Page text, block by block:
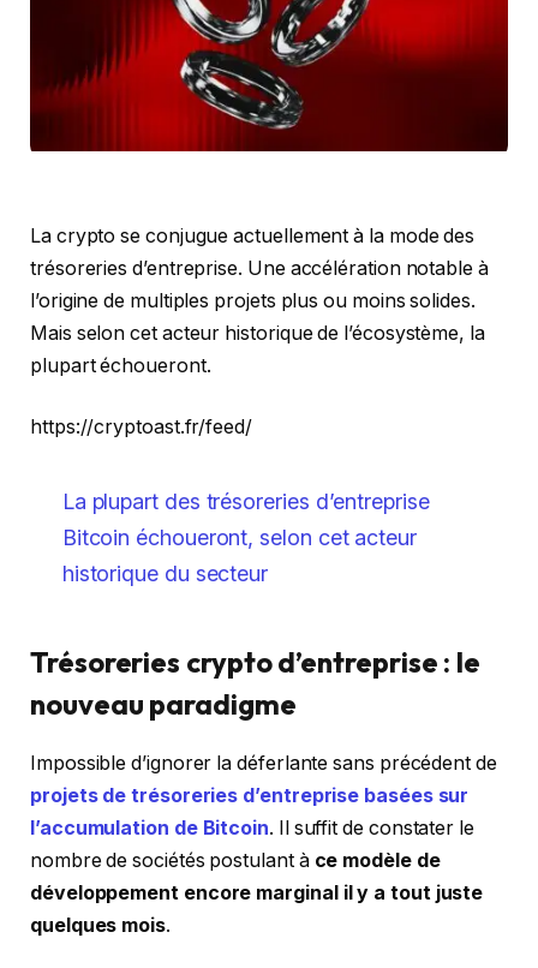
La crypto se conjugue actuellement à la mode des
trésoreries d’entreprise. Une accélération notable à
l’origine de multiples projets plus ou moins solides.
Mais selon cet acteur historique de l’écosystème, la
plupart échoueront.
https://cryptoast.fr/feed/
La plupart des trésoreries d’entreprise
Bitcoin échoueront, selon cet acteur
historique du secteur
Trésoreries crypto d’entreprise : le
nouveau paradigme
Impossible d’ignorer la déferlante sans précédent de
projets de trésoreries d’entreprise basées sur
l’accumulation de Bitcoin. Il suffit de constater le
nombre de sociétés postulant à ce modèle de
développement encore marginal il y a tout juste
quelques mois.